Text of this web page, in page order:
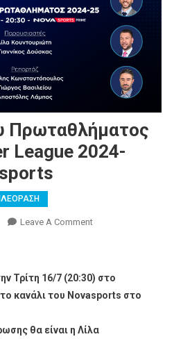
Πρωταθλήματος
League 2024-
Leave A CommentOn
Πρωταθλήματος
Stoiximan
League
Τρίτη 16/7 (20:30) στο
κανάλι του Novasports στο
θα είναι η Λίλα